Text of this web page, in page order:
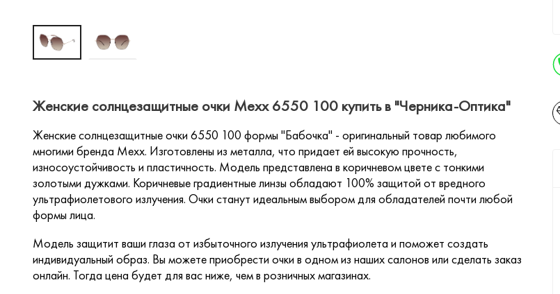
Женские солнцезащитные очки Mexx 6550 100 купить в "Черника-Оптика"
Женские солнцезащитные очки 6550 100 формы "Бабочка" - оригинальный товар любимого
многими бренда Mexx. Изготовлены из металла, что придает ей высокую прочность,
износоустойчивость и пластичность. Модель представлена в коричневом цвете с тонкими
золотыми дужками. Коричневые градиентные линзы обладают 100% защитой от вредного
ультрафиолетового излучения. Очки станут идеальным выбором для обладателей почти любой
формы лица.
Модель защитит ваши глаза от избыточного излучения ультрафиолета и поможет создать
индивидуальный образ. Вы можете приобрести очки в одном из наших салонов или сделать заказ
онлайн. Тогда цена будет для вас ниже, чем в розничных магазинах.